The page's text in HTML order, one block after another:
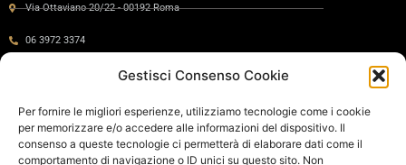
Gestisci Consenso Cookie
Per fornire le migliori esperienze, utilizziamo tecnologie come i cookie
per memorizzare e/o accedere alle informazioni del dispositivo. Il
consenso a queste tecnologie ci permetterà di elaborare dati come il
comportamento di navigazione o ID unici su questo sito. Non
Via Ottaviano 20/22 - 00192 Roma
06 3972 3374
Via Ottaviano 24 - 00192 Roma